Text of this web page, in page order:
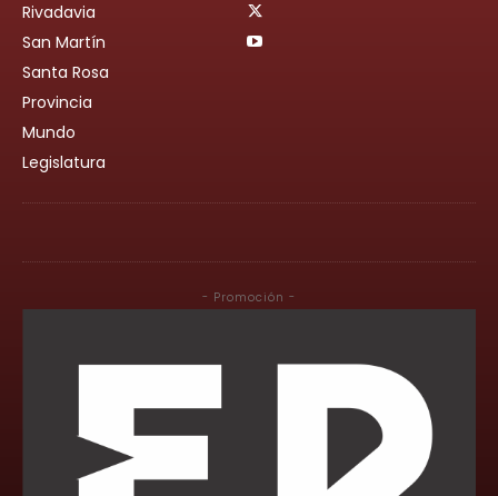
Rivadavia
San Martín
Santa Rosa
Provincia
Mundo
Legislatura
- Promoción -